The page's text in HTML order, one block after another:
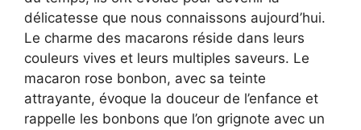
délicatesse que nous connaissons aujourd’hui.
Le charme des macarons réside dans leurs
couleurs vives et leurs multiples saveurs. Le
macaron rose bonbon, avec sa teinte
attrayante, évoque la douceur de l’enfance et
rappelle les bonbons que l’on grignote avec un